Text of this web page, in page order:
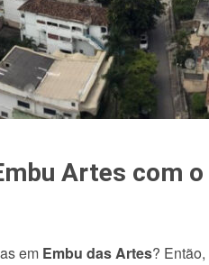
Artes com o
em Embu das Artes? Então,